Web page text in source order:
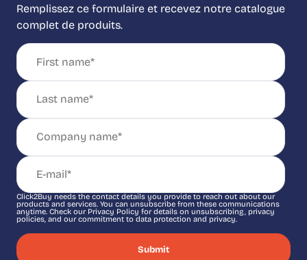
Remplissez ce formulaire et recevez notre catalogue
complet de produits.
Click2Buy needs the contact details you provide to reach out about our
products and services. You can unsubscribe from these communications
anytime. Check our Privacy Policy for details on unsubscribing, privacy
policies, and our commitment to data protection and privacy.